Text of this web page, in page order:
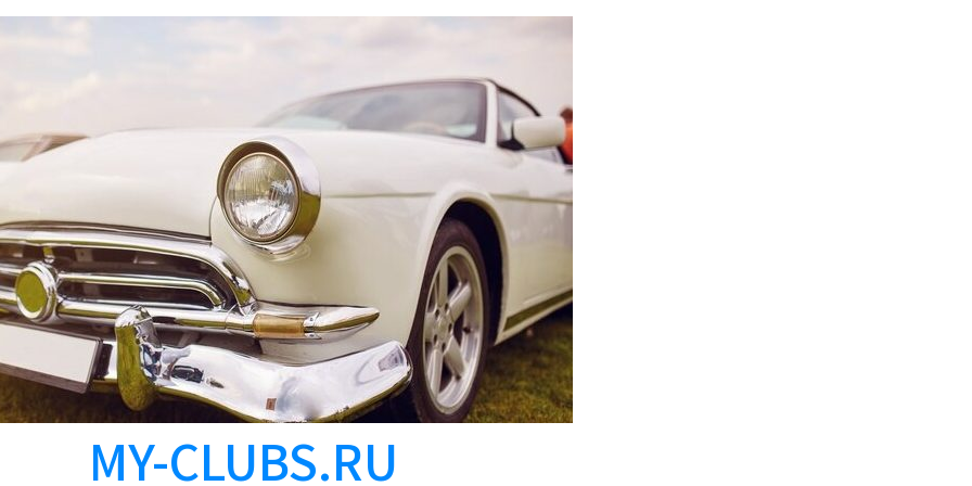
MY-CLUBS.RU